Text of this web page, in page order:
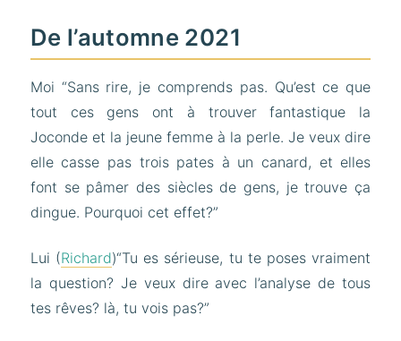
De l’automne 2021
Moi “Sans rire, je comprends pas. Qu’est ce que
tout ces gens ont à trouver fantastique la
Joconde et la jeune femme à la perle. Je veux dire
elle casse pas trois pates à un canard, et elles
font se pâmer des siècles de gens, je trouve ça
dingue. Pourquoi cet effet?”
Lui (Richard)“Tu es sérieuse, tu te poses vraiment
la question? Je veux dire avec l’analyse de tous
tes rêves? là, tu vois pas?”